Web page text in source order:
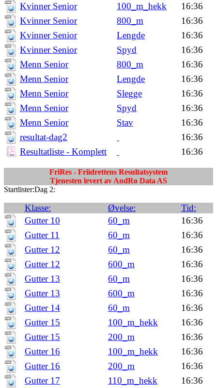
Kvinner Senior 100_m_hekk
16:36
Kvinner Senior
800_m
16:36
Kvinner Senior
Lengde
16:36
Kvinner Senior
Spyd
16:36
Menn Senior
800_m
16:36
Menn Senior
Lengde
16:36
Menn Senior
Slegge
16:36
Menn Senior
Spyd
16:36
Menn Senior
Stav
16:36
resultat-dag2
16:36
Resultatliste - Komplett
16:36
FriRes - Friidrettens Resultatsystem
Tjenesten levert av AndRo Data AS
Startlister:Dag 2:
Klasse: Øvelse:
Tid:
Gutter 10
60_m
16:36
Gutter 11
60_m
16:36
Gutter 12
60_m
16:36
Gutter 12
600_m
16:36
Gutter 13
60_m
16:36
Gutter 13
600_m
16:36
Gutter 14
60_m
16:36
Gutter 15
100_m_hekk
16:36
Gutter 15
200_m
16:36
Gutter 16
100_m_hekk
16:36
Gutter 16
200_m
16:36
Gutter 17
110_m_hekk
16:36